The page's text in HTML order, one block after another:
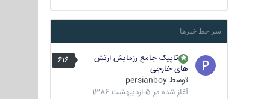
سر خط خبرها
616
تاپیک جامع رزمایش ارتش
های خارجی
توسط persianboy
آغاز شده در 5 اردیبهشت 1386